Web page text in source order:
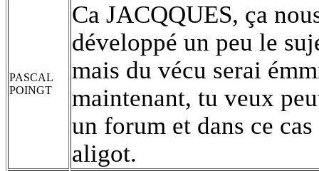
PASCAL
POINGT
Ca JACQQUES, ça
développé un peu le
mais du vécu serai
maintenant, tu veux
un forum et dans ce
aligot.